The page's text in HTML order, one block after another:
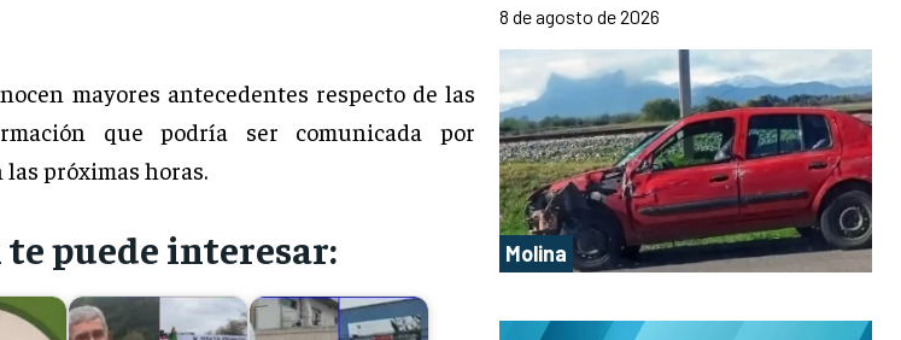
mayores antecedentes respecto de las
que podría ser comunicada por
próximas horas.
puede interesar:
8 de agosto de 2026
Molina